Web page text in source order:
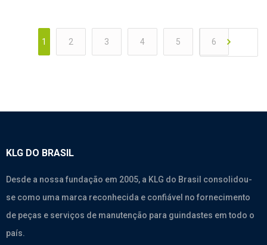
1 2 3 4 5 6
KLG DO BRASIL
Desde a nossa fundação em 2005, a KLG do Brasil consolidou-
se como uma marca reconhecida e confiável no fornecimento
de peças e serviços de manutenção para guindastes em todo o
país.